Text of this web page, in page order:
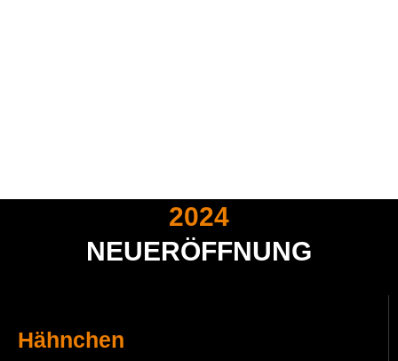
2024
NEUERÖFFNUNG
Hähnchen